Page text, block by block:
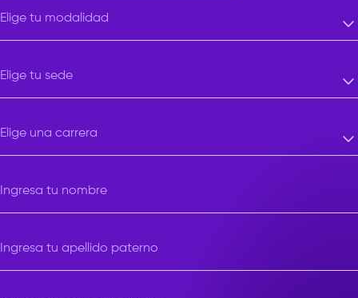
Elige tu modalidad
Elige tu sede
Elige una carrera
Ingresa tu nombre
Ingresa tu apellido paterno